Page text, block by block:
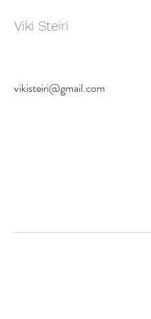
Viki Steiri
vikisteiri@gmail.com